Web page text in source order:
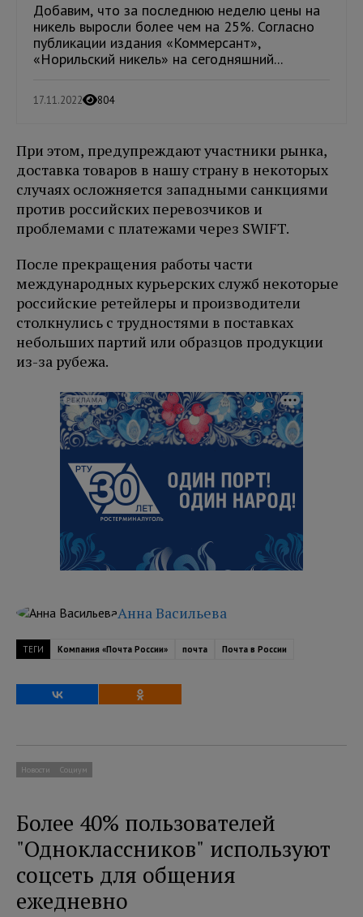
Добавим, что за последнюю неделю цены на
никель выросли более чем на 25%. Согласно
публикации издания «Коммерсант»,
«Норильский никель» на сегодняшний...
17.11.2022 804
При этом, предупреждают участники рынка,
доставка товаров в нашу страну в некоторых
случаях осложняется западными санкциями
против российских перевозчиков и
проблемами с платежами через SWIFT.
После прекращения работы части
международных курьерских служб некоторые
российские ретейлеры и производители
столкнулись с трудностями в поставках
небольших партий или образцов продукции
из-за рубежа.
РЕКЛАМА
Анна Васильева
ТЕГИ Компания «Почта России» почта Почта в России
Новости Социум
Более 40% пользователей
"Одноклассников" используют
соцсеть для общения
ежедневно